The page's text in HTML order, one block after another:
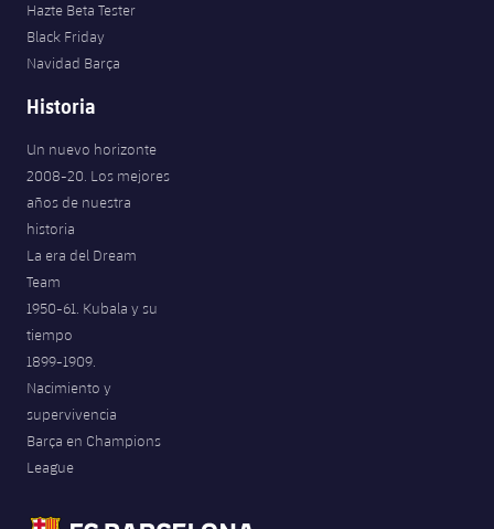
Hazte Beta Tester
Black Friday
Navidad Barça
Historia
Un nuevo horizonte
2008-20. Los mejores
años de nuestra
historia
La era del Dream
Team
1950-61. Kubala y su
tiempo
1899-1909.
Nacimiento y
supervivencia
Barça en Champions
League